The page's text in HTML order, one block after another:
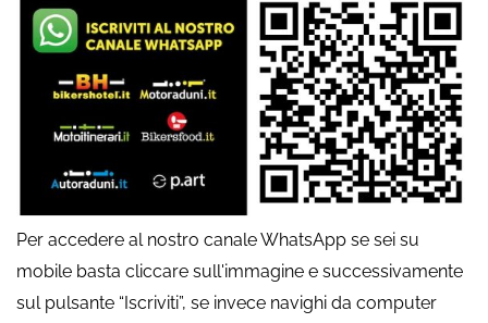
Per accedere al nostro canale WhatsApp se sei su
mobile basta cliccare sull'immagine e successivamente
sul pulsante “Iscriviti”, se invece navighi da computer